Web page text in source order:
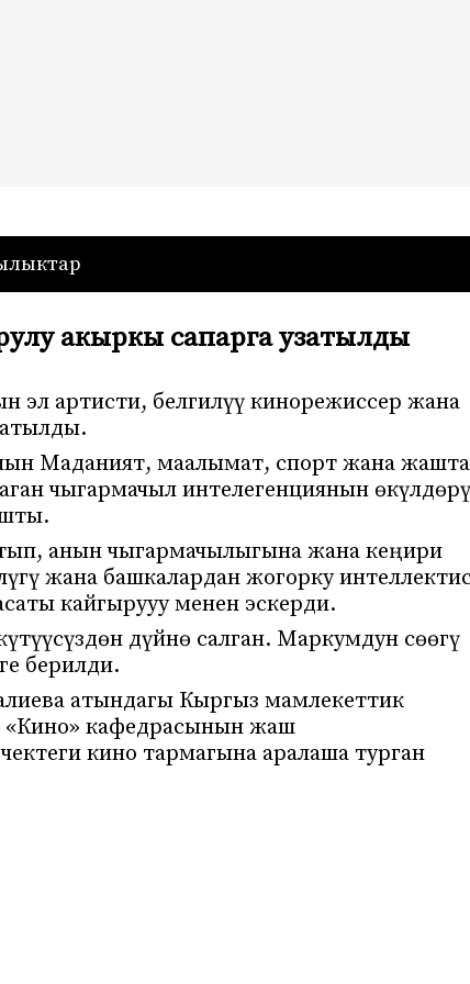
акыркы сапарга узатылды
эл артисти, белгилүү кинорежиссер жана
Маданият, маалымат, спорт жана
чыгармачыл интелегенциянын
анын чыгармачылыгына жана кеңири
жана башкалардан жогорку
кайгырууу менен эскерди.
дүйнө салган. Маркумдун сөөгү
берилди.
атындагы Кыргыз мамлекеттик
«Кино» кафедрасынын жаш
кино тармагына аралаша турган